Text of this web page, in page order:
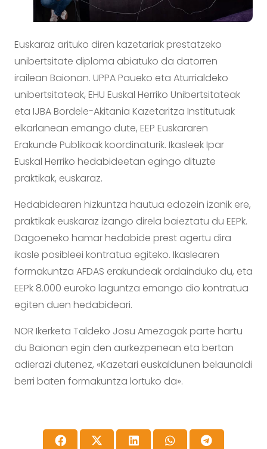
Euskaraz arituko diren kazetariak prestatzeko
unibertsitate diploma abiatuko da datorren
irailean Baionan. UPPA Paueko eta Aturrialdeko
unibertsitateak, EHU Euskal Herriko Unibertsitateak
eta IJBA Bordele-Akitania Kazetaritza Institutuak
elkarlanean emango dute, EEP Euskararen
Erakunde Publikoak koordinaturik. Ikasleek Ipar
Euskal Herriko hedabideetan egingo dituzte
praktikak, euskaraz.
Hedabidearen hizkuntza hautua edozein izanik ere,
praktikak euskaraz izango direla baieztatu du EEPk.
Dagoeneko hamar hedabide prest agertu dira
ikasle posibleei kontratua egiteko. Ikaslearen
formakuntza AFDAS erakundeak ordainduko du, eta
EEPk 8.000 euroko laguntza emango dio kontratua
egiten duen hedabideari.
NOR Ikerketa Taldeko Josu Amezagak parte hartu
du Baionan egin den aurkezpenean eta bertan
adierazi dutenez, «Kazetari euskaldunen belaunaldi
berri baten formakuntza lortuko da».